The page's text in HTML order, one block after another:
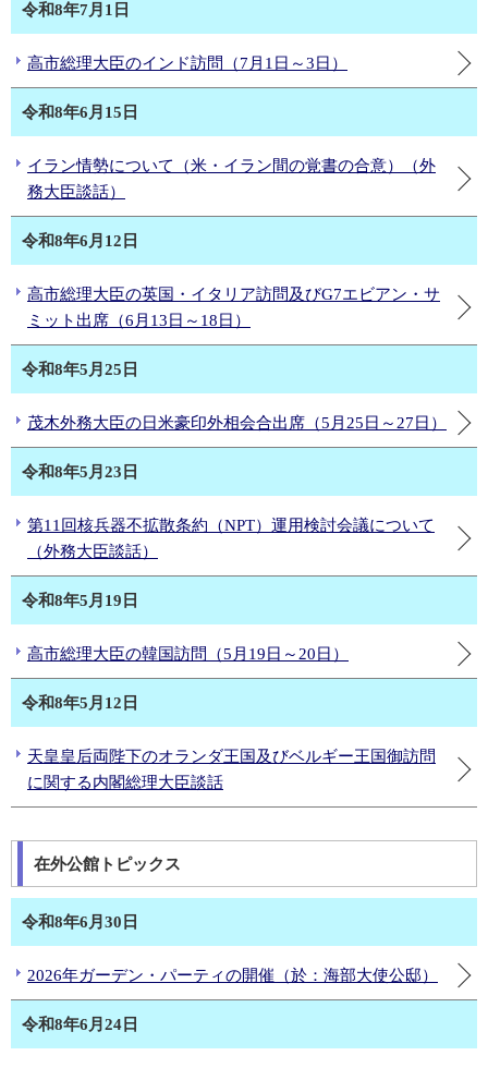
令和8年7月1日
高市総理大臣のインド訪問（7月1日～3日）
令和8年6月15日
イラン情勢について（米・イラン間の覚書の合意）（外
務大臣談話）
令和8年6月12日
高市総理大臣の英国・イタリア訪問及びG7エビアン・サ
ミット出席（6月13日～18日）
令和8年5月25日
茂木外務大臣の日米豪印外相会合出席（5月25日～27日）
令和8年5月23日
第11回核兵器不拡散条約（NPT）運用検討会議について
（外務大臣談話）
令和8年5月19日
高市総理大臣の韓国訪問（5月19日～20日）
令和8年5月12日
天皇皇后両陛下のオランダ王国及びベルギー王国御訪問
に関する内閣総理大臣談話
在外公館トピックス
令和8年6月30日
2026年ガーデン・パーティの開催（於：海部大使公邸）
令和8年6月24日